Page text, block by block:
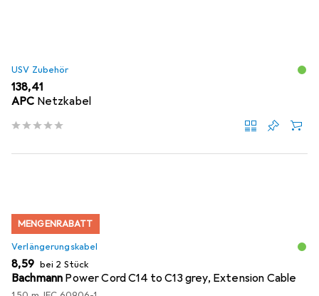
USV Zubehör
EUR
138,41
APC Netzkabel
MENGENRABATT
Verlängerungskabel
EUR
8,59 bei 2 Stück
Bachmann Power Cord C14 to C13 grey, Extension Cable